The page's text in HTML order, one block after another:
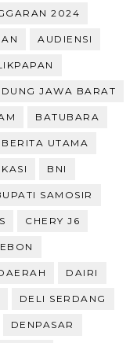
2024
AUDIENSI
JAWA BARAT
BATUBARA
BERITA UTAMA
BNI
SAMOSIR
CHERY J6
DAIRI
DELI SERDANG
DENPASAR